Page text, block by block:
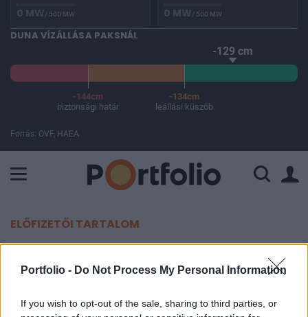
Portfolio - Do Not Process My Personal Information
If you wish to opt-out of the sale, sharing to third parties, or
0 MW/ 500 MW 0 MW/ 500 MW
DUNA VÍZÁLLÁSA PAKSNÁL
-129 cm
-144cm
biztonsági határ
-134cm
leállási küszöb
Forrás: OVF, HAEA
ELŐFIZETŐI TARTALOM
megállapodásba az ENSZ